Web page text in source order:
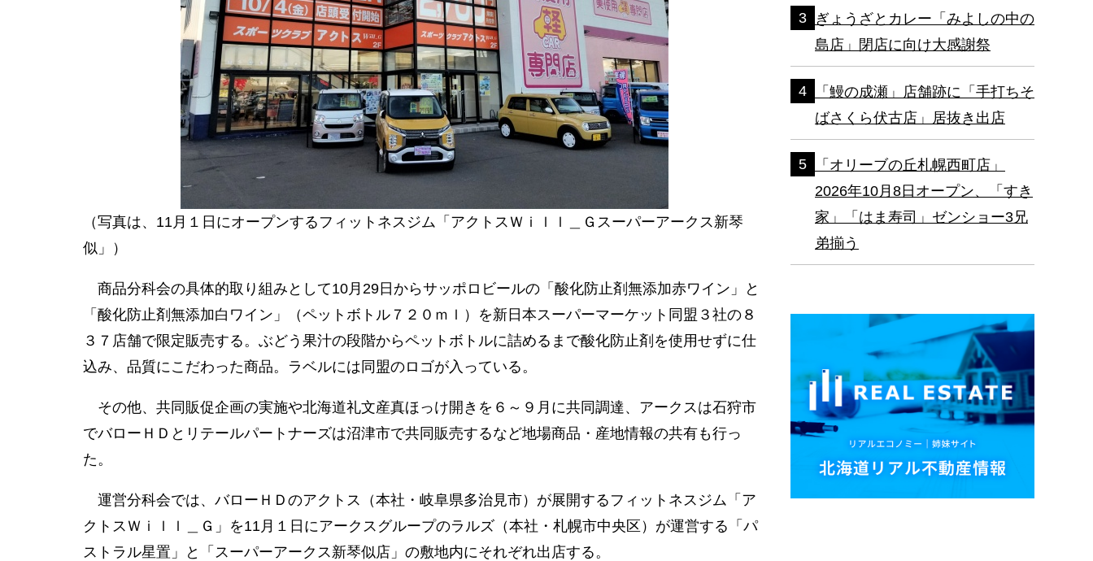
（写真は、11月１日にオープンするフィットネスジム「アクトスＷｉｌｌ＿Ｇスーパーアークス新琴
似」）
商品分科会の具体的取り組みとして10月29日からサッポロビールの「酸化防止剤無添加赤ワイン」と
「酸化防止剤無添加白ワイン」（ペットボトル７２０ｍｌ）を新日本スーパーマーケット同盟３社の８
３７店舗で限定販売する。ぶどう果汁の段階からペットボトルに詰めるまで酸化防止剤を使用せずに仕
込み、品質にこだわった商品。ラベルには同盟のロゴが入っている。
その他、共同販促企画の実施や北海道礼文産真ほっけ開きを６～９月に共同調達、アークスは石狩市
でバローＨＤとリテールパートナーズは沼津市で共同販売するなど地場商品・産地情報の共有も行っ
た。
運営分科会では、バローＨＤのアクトス（本社・岐阜県多治見市）が展開するフィットネスジム「ア
クトスＷｉｌｌ＿Ｇ」を11月１日にアークスグループのラルズ（本社・札幌市中央区）が運営する「パ
ストラル星置」と「スーパーアークス新琴似店」の敷地内にそれぞれ出店する。
ぎょうざとカレー「みよしの中の
島店」閉店に向け大感謝祭
「鰻の成瀬」店舗跡に「手打ちそ
ばさくら伏古店」居抜き出店
「オリーブの丘札幌西町店」
2026年10月8日オープン、「すき
家」「はま寿司」ゼンショー3兄
弟揃う